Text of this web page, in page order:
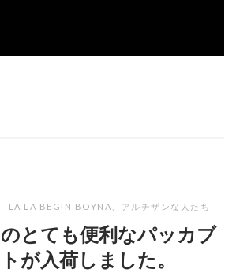
LA LA BEGIN BOYNA アルチザンな人たち
とても便利なパッカブ
が入荷しました。